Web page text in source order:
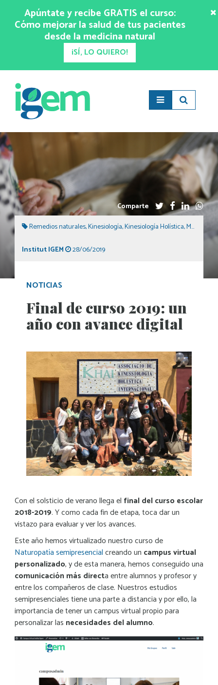
Apúntate y recibe GRATIS el curso:
Cómo mejorar la salud de tus pacientes
desde la medicina natural
¡SÍ, LO QUIERO!
Comparte
Remedios naturales,Kinesiología,Kinesiología Holística,Medicina natural
Institut IGEM 28/06/2019
NOTICIAS
Final de curso 2019: un
año con avance digital
Con el solsticio de verano llega el final del curso escolar
2018-2019. Y como cada fin de etapa, toca dar un
vistazo para evaluar y ver los avances.
Este año hemos virtualizado nuestro curso de
Naturopatía semipresencialcreando un campus virtual
personalizado, y de esta manera, hemos conseguido una
comunicación más directa entre alumnos y profesor y
entre los compañeros de clase. Nuestros estudios
semipresenciales tiene una parte a distancia y por ello, la
importancia de tener un campus virtual propio para
personalizar las necesidades del alumno.